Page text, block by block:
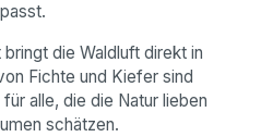
bringt die Waldluft direkt in
Fichte und Kiefer sind
alle, die die Natur lieben
schätzen.